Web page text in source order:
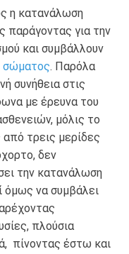
η κατανάλωση
παράγοντας για την
και συμβάλλουν
σώματος. Παρόλα
συνήθεια στις
με έρευνα του
μόλις το
τρεις μερίδες
δεν
την κατανάλωση
όμως να συμβάλει
πλούσια
πίνοντας έστω και